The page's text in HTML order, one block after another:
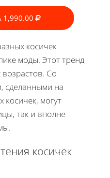
косичек
моды. Этот тренд
Со
сделанными на
косичек, могут
так и вполне
косичек